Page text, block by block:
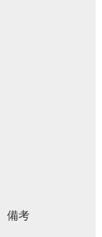
備考